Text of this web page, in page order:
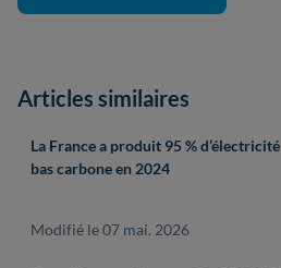
Articles similaires
La France a produit 95 % d’électricité
bas carbone en 2024
Modifié le 07 mai. 2026